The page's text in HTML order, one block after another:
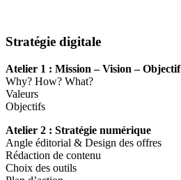
Stratégie digitale
Atelier 1 : Mission – Vision – Objectif
Why? How? What?
Valeurs
Objectifs
Atelier 2 : Stratégie numérique
Angle éditorial & Design des offres
Rédaction de contenu
Choix des outils